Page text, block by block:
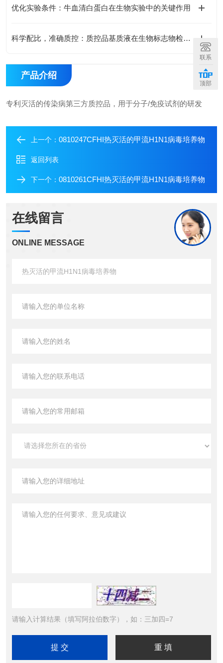
优化实验条件：牛血清白蛋白在生物实验中的关键作用
科学配比，准确质控：质控品基质液在生物标志物检测中的优化策略
产品介绍
专利灭活的传染病第三方质控品，用于分子/免疫试剂的研发
上一个： 0810247CFHI热灭活的甲流H1N1病毒培养物
返回列表
下一个： 0810261CFHI热灭活的甲流H1N1病毒培养物
在线留言
ONLINE MESSAGE
请输入计算结果（填写阿拉伯数字），如：三加四=7
联系
顶部